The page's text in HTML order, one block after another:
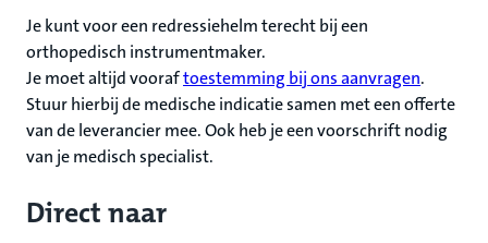
Je kunt voor een redressiehelm terecht bij een
orthopedisch instrumentmaker.
Je moet altijd vooraftoestemming bij ons aanvragen.
Stuur hierbij de medische indicatie samen met een offerte
van de leverancier mee. Ook heb je een voorschrift nodig
van je medisch specialist.
Direct naar